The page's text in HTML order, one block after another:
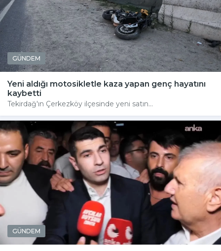
GÜNDEM
Yeni aldığı motosikletle kaza yapan genç hayatını
kaybetti
Tekirdağ'ın Çerkezköy ilçesinde yeni satın...
GÜNDEM